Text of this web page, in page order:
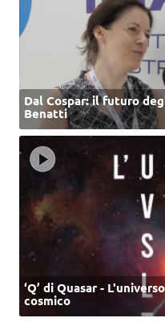
Dal Cospar: il futuro
Benatti
‘Q’ di Quasar -
cosmico